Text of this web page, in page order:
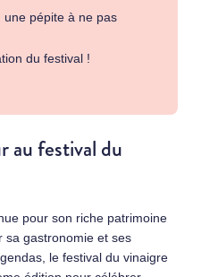
une pépite à ne pas
du festival !
au festival du
pour son riche patrimoine
sa gastronomie et ses
le festival du vinaigre